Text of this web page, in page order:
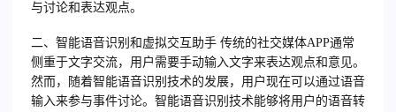
与讨论和表达观点。
二、智能语音识别和虚拟交互助手 传统的社交媒体APP通常
侧重于文字交流，用户需要手动输入文字来表达观点和意见。
然而，随着智能语音识别技术的发展，用户现在可以通过语音
输入来参与事件讨论。智能语音识别技术能够将用户的语音转